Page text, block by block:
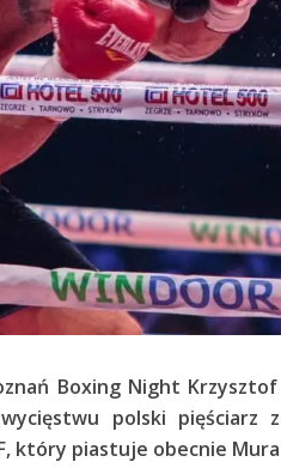
Boxing Night Krzysztof
polski
który piastuje obecnie